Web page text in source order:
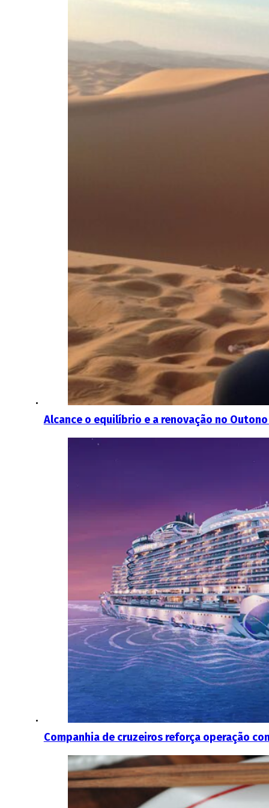
Alcance o equilíbrio e a renovação no
Companhia de cruzeiros reforça operação